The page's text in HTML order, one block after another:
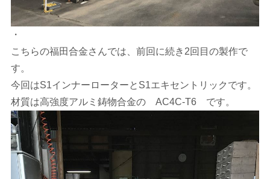
・
こちらの福田合金さんでは、前回に続き2回目の製作で
す。
今回はS1インナーローターとS1エキセントリックです。
材質は高強度アルミ鋳物合金の AC4C-T6 です。